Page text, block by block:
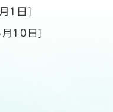
1日]
10日]